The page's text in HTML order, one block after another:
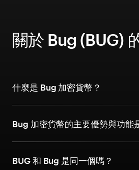
關於 Bug (BUG)
什麼是 Bug 加密貨幣？
Bug 加密貨幣的主要優勢與功能
BUG 和 Bug 是同一個嗎？